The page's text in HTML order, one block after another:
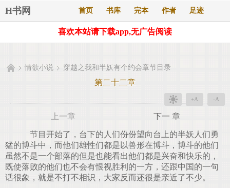
H书网 首页 书库 完本 作者 足迹
喜欢本站请下载app,无广告阅读
情欲小说 穿越之我和半妖有个约会章节目录
第二十二章
+A -A
上一章 下一 章
节目开始了，台下的人们份份望向台上的半妖人们勇
猛的博斗中，而他们雄性们都是以兽形在博斗，博斗的他们
虽然不是一个部落的但是也能看出他们都是兴奋和快乐的，
既使落败的他们也不会有恨视胜利的一方，还跟中国的一句
话很象，就是不打不相识，大家反而还很是亲近了不少。